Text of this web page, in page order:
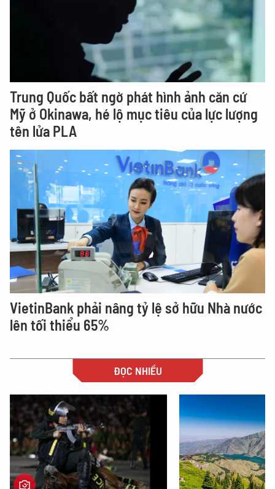
Trung Quốc bất ngờ phát hình ảnh căn cứ
Mỹ ở Okinawa, hé lộ mục tiêu của lực lượng
tên lửa PLA
VietinBank phải nâng tỷ lệ sở hữu Nhà nước
lên tối thiểu 65%
ĐỌC NHIỀU